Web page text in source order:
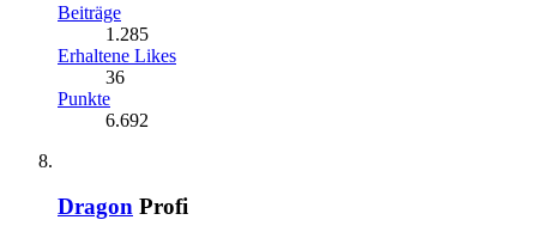
Beiträge
1.285
Erhaltene Likes
36
Punkte
6.692
Dragon Profi